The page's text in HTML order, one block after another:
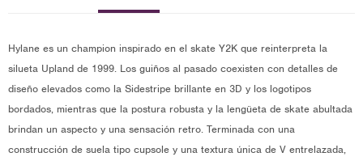
Hylane es un champion inspirado en el skate Y2K que reinterpreta la
silueta Upland de 1999. Los guiños al pasado coexisten con detalles de
diseño elevados como la Sidestripe brillante en 3D y los logotipos
bordados, mientras que la postura robusta y la lengüeta de skate abultada
brindan un aspecto y una sensación retro. Terminada con una
construcción de suela tipo cupsole y una textura única de V entrelazada,